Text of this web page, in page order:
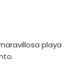
playa